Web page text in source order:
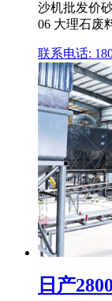
沙机批发价
06 大理石废
联系电话:
日产